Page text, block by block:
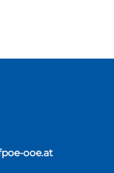
ooe.at